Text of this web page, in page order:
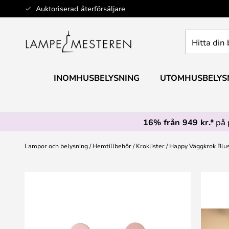
Auktoriserad återförsäljare
Hoppa
till
din
INOMHUSBELYSNING
16% från 949 kr.* på
Lampor och belysning Hemtillbehör Kroklister Happy Väggkrok